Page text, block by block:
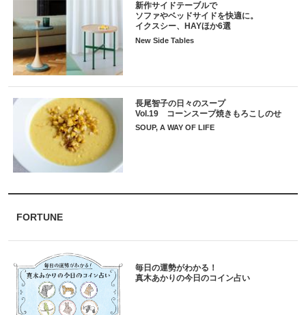
新作サイドテーブルで
ソファやベッドサイドを快適に。
イクスシー、HAYほか6選
New Side Tables
長尾智子の日々のスープ
Vol.19 コーンスープ焼きもろこしのせ
SOUP, A WAY OF LIFE
FORTUNE
毎日の運勢がわかる！